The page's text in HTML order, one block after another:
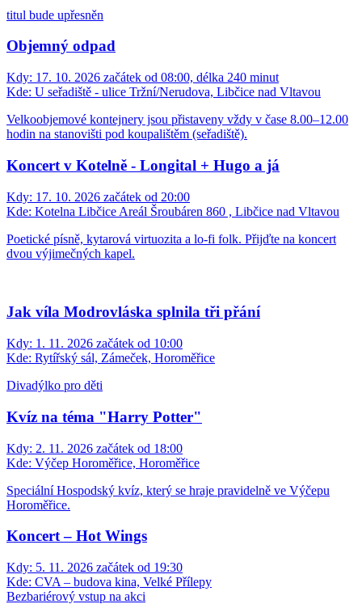
titul bude upřesněn
Objemný odpad
Kdy: 17. 10. 2026 začátek od 08:00, délka 240 minut
Kde: U seřadiště - ulice Tržní/Nerudova, Libčice nad Vltavou
Velkoobjemové kontejnery jsou přistaveny vždy v čase 8.00–12.00
hodin na stanovišti pod koupalištěm (seřadiště).
Koncert v Kotelně - Longital + Hugo a já
Kdy: 17. 10. 2026 začátek od 20:00
Kde: Kotelna Libčice Areál Šroubáren 860 , Libčice nad Vltavou
Poetické písně, kytarová virtuozita a lo-fi folk. Přijďte na koncert
dvou výjimečných kapel.
Jak víla Modrovláska splnila tři přání
Kdy: 1. 11. 2026 začátek od 10:00
Kde: Rytířský sál, Zámeček, Horoměřice
Divadýlko pro děti
Kvíz na téma "Harry Potter"
Kdy: 2. 11. 2026 začátek od 18:00
Kde: Výčep Horoměřice, Horoměřice
Speciální Hospodský kvíz, který se hraje pravidelně ve Výčepu
Horoměřice.
Koncert – Hot Wings
Kdy: 5. 11. 2026 začátek od 19:30
Kde: CVA – budova kina, Velké Přílepy
Bezbariérový vstup na akci